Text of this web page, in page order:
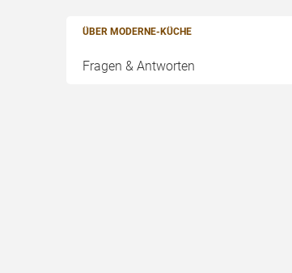
ÜBER MODERNE-KÜCHE
Fragen & Antworten